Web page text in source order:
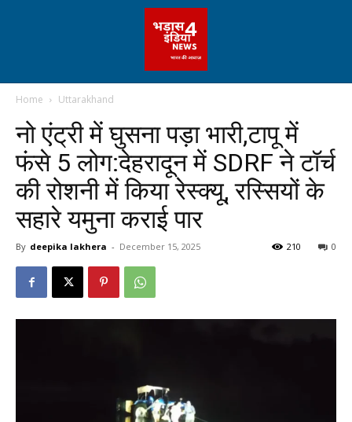
Home Uttarakhand
नो एंट्री में घुसना पड़ा भारी,टापू में
फंसे 5 लोग:देहरादून में SDRF ने टॉर्च
की रोशनी में किया रेस्क्यू, रस्सियों के
सहारे यमुना कराई पार
By deepika lakhera - December 15, 2025 0
210